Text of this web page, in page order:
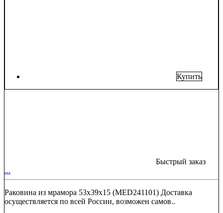
Купить
Быстрый заказ
...
Раковина из мрамора 53х39х15 (MED241101) Доставка
осуществляется по всей России, возможен самов..